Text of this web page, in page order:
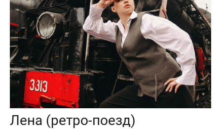
Лена (ретро-поезд)